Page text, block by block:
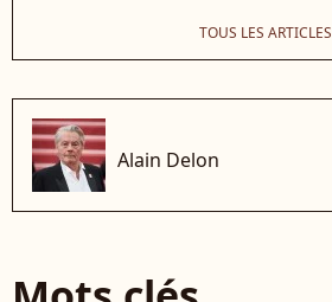
TOUS LES ARTICLES
Alain Delon